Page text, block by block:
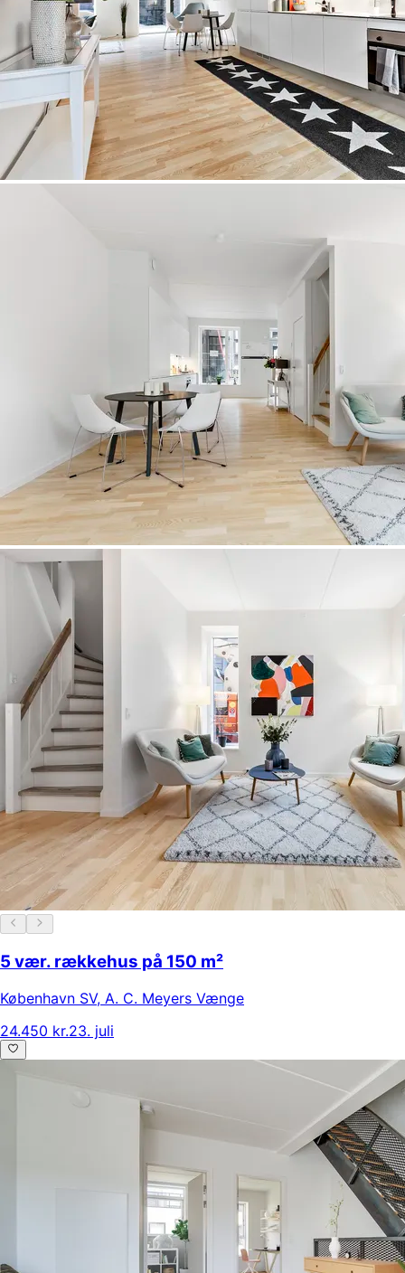
5 vær. rækkehus på 150 m²
København SV, A. C. Meyers Vænge
24.450 kr.23. juli